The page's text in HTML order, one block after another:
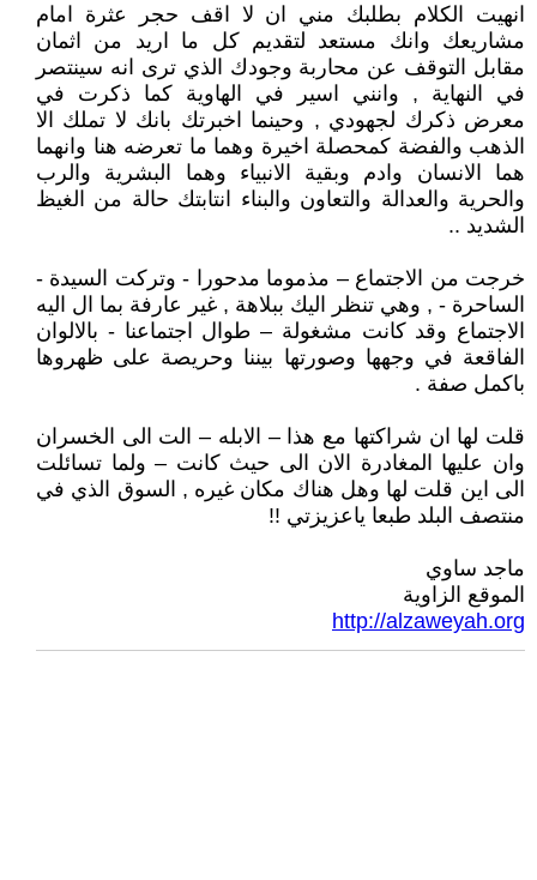
انهيت الكلام بطلبك مني ان لا اقف حجر عثرة امام
مشاريعك وانك مستعد لتقديم كل ما اريد من اثمان
مقابل التوقف عن محاربة وجودك الذي ترى انه سينتصر
في النهاية , وانني اسير في الهاوية كما ذكرت في
معرض ذكرك لجهودي , وحينما اخبرتك بانك لا تملك الا
الذهب والفضة كمحصلة اخيرة وهما ما تعرضه هنا وانهما
هما الانسان وادم وبقية الانبياء وهما البشرية والرب
والحرية والعدالة والتعاون والبناء انتابتك حالة من الغيظ
الشديد ..
خرجت من الاجتماع – مذموما مدحورا - وتركت السيدة -
الساحرة - , وهي تنظر اليك ببلاهة , غير عارفة بما ال اليه
الاجتماع وقد كانت مشغولة – طوال اجتماعنا - بالالوان
الفاقعة في وجهها وصورتها بيننا وحريصة على ظهروها
باكمل صفة .
قلت لها ان شراكتها مع هذا – الابله – الت الى الخسران
وان عليها المغادرة الان الى حيث كانت – ولما تسائلت
الى اين قلت لها وهل هناك مكان غيره , السوق الذي في
منتصف البلد طبعا ياعزيزتي !!
ماجد ساوي
الموقع الزاوية
http://alzaweyah.org